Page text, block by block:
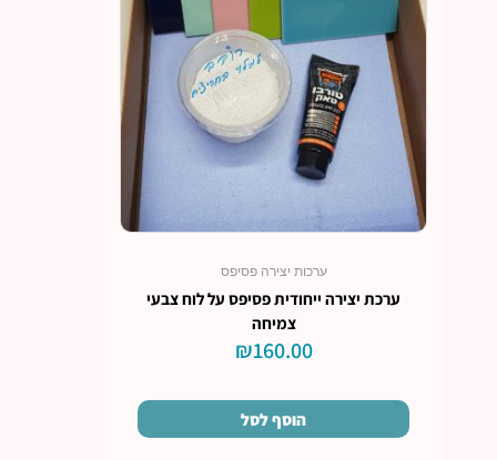
ערכות יצירה פסיפס
ערכת יצירה ייחודית פסיפס על לוח צבעי
צמיחה
₪160.00
הוסף לסל